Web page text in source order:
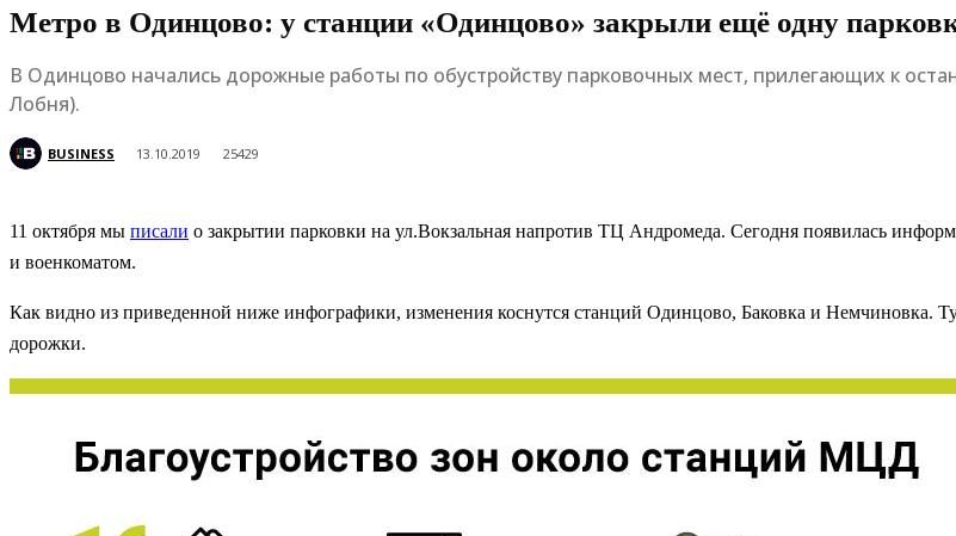
Метро в Одинцово: у станции «Одинцово» закрыли ещё одну
В Одинцово начались дорожные работы по обустройству парковочных мест, прилегающих к
Лобня).
BUSINESS 13.10.2019 25429
11 октября мы писали о закрытии парковки на ул.Вокзальная напротив ТЦ Андромеда. Сегодня появилась
и военкоматом.
Как видно из приведенной ниже инфографики, изменения коснутся станций Одинцово, Баковка и Немчиновка.
дорожки.